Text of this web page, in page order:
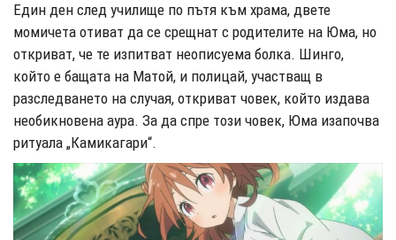
Един ден след училище по пътя към храма, двете
момичета отиват да се срещнат с родителите на Юма, но
откриват, че те изпитват неописуема болка. Шинго,
който е бащата на Матой, и полицай, участващ в
разследването на случая, откриват човек, който издава
необикновена аура. За да спре този човек, Юма изапочва
ритуала „Камикагари“.